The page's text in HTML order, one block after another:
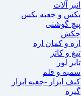
انبر آلات
بکس و جعبه بکس
پیچ گوشتی
چکش
اره و کمان اره
تیغ و کاتر
تایر لور
سمبه و قلم
کیف ابزار -جعبه ابزار
گیره